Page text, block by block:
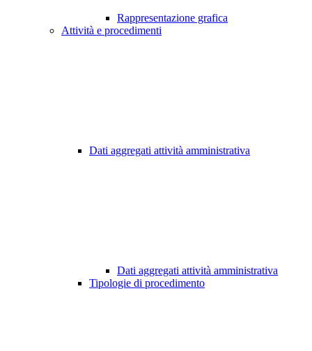
Rappresentazione grafica
Attività e procedimenti
Dati aggregati attività amministrativa
Dati aggregati attività amministrativa
Tipologie di procedimento